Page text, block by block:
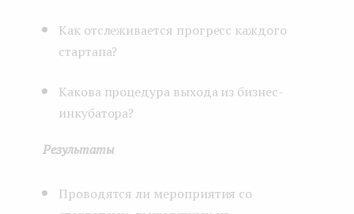
Как отслеживается прогресс каждого
стартапа?
Какова процедура выхода из бизнес-
инкубатора?
Результаты
Проводятся ли мероприятия со